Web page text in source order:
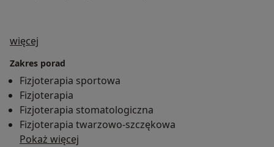
więcej
Zakres porad
Fizjoterapia sportowa
Fizjoterapia
Fizjoterapia stomatologiczna
Fizjoterapia twarzowo-szczękowa
Pokaż więcej